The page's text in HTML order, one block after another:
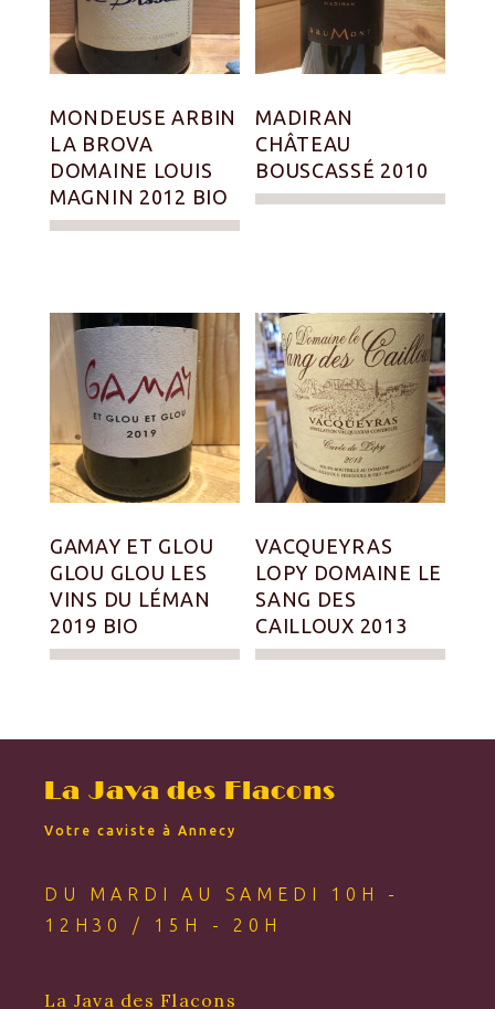
MONDEUSE ARBIN
LA BROVA
DOMAINE LOUIS
MAGNIN 2012 BIO
MADIRAN
CHÂTEAU
BOUSCASSÉ 2010
GAMAY ET GLOU
GLOU GLOU LES
VINS DU LÉMAN
2019 BIO
VACQUEYRAS
LOPY DOMAINE LE
SANG DES
CAILLOUX 2013
La Java des Flacons
Votre caviste à Annecy
DU MARDI AU SAMEDI 10H -
12H30 / 15H - 20H
La Java des Flacons